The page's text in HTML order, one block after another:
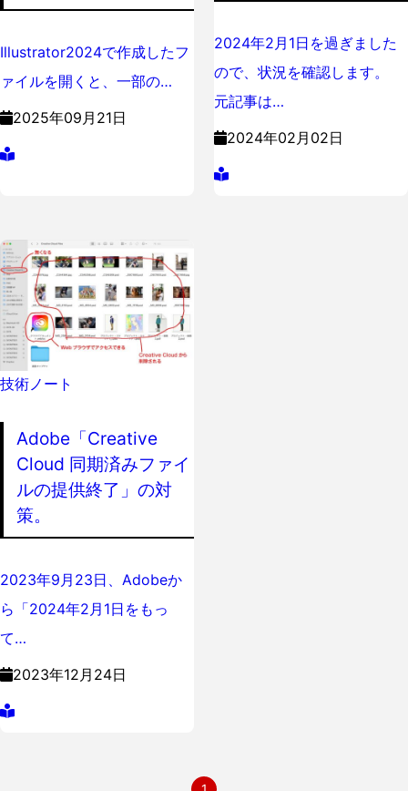
Illustrator2024で作成したフ
ァイルを開くと、一部の…
2025年09月21日
2024年2月1日を過ぎました
ので、状況を確認します。
元記事は…
2024年02月02日
技術ノート
Adobe「Creative
Cloud 同期済みファイ
ルの提供終了」の対
策。
2023年9月23日、Adobeか
ら「2024年2月1日をもっ
て…
2023年12月24日